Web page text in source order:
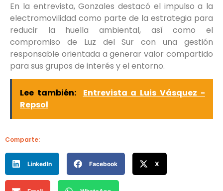
En la entrevista, Gonzales destacó el impulso a la
electromovilidad como parte de la estrategia para
reducir la huella ambiental, así como el
compromiso de Luz del Sur con una gestión
responsable orientada a generar valor compartido
para sus grupos de interés y el entorno.
Lee también:
Entrevista a Luis Vásquez -
Repsol
Comparte:
LinkedIn Facebook X